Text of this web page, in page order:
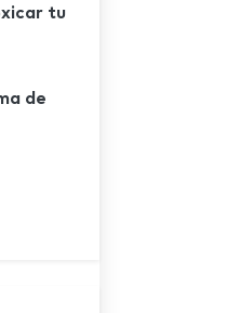
tu
de